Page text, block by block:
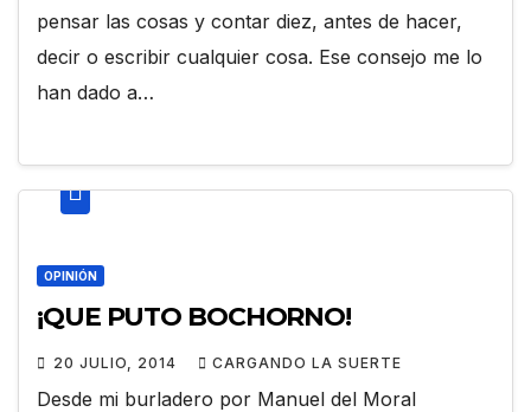
pensar las cosas y contar diez, antes de hacer,
decir o escribir cualquier cosa. Ese consejo me lo
han dado a…
OPINIÓN
¡QUE PUTO BOCHORNO!
20 JULIO, 2014 CARGANDO LA SUERTE
Desde mi burladero por Manuel del Moral